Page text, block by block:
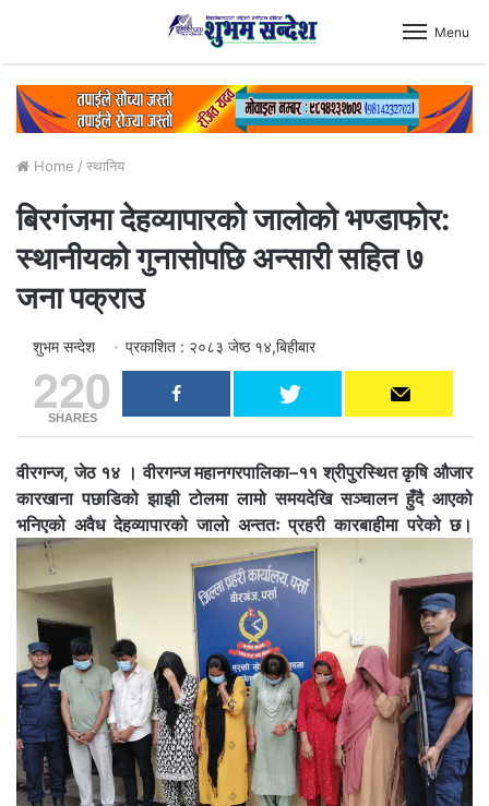
Menu
Home / स्थानिय
बिरगंजमा देहव्यापारको जालोको भण्डाफोर:
स्थानीयको गुनासोपछि अन्सारी सहित ७
जना पक्राउ
शुभम सन्देश प्रकाशित : २०८३ जेष्ठ १४,बिहीबार
220
SHARES
वीरगन्ज, जेठ १४ । वीरगन्ज महानगरपालिका–११ श्रीपुरस्थित कृषि औजार
कारखाना पछाडिको झाझी टोलमा लामो समयदेखि सञ्चालन हुँदै आएको
भनिएको अवैध देहव्यापारको जालो अन्ततः प्रहरी कारबाहीमा परेको छ।